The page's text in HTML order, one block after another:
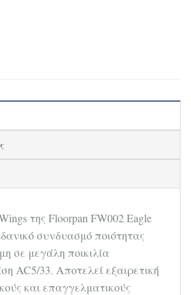
της Floorpan FW002 Eagle
συνδυασμό ποιότητας
σε μεγάλη ποικιλία
AC5/33. Αποτελεί εξαιρετική
και επαγγελματικούς